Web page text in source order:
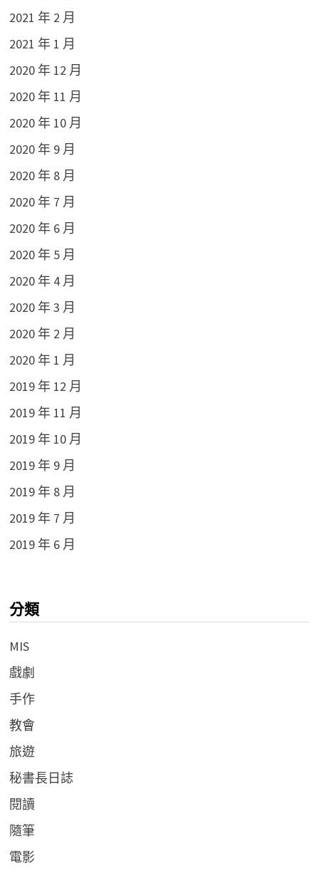
2021 年 2 月
2021 年 1 月
2020 年 12 月
2020 年 11 月
2020 年 10 月
2020 年 9 月
2020 年 8 月
2020 年 7 月
2020 年 6 月
2020 年 5 月
2020 年 4 月
2020 年 3 月
2020 年 2 月
2020 年 1 月
2019 年 12 月
2019 年 11 月
2019 年 10 月
2019 年 9 月
2019 年 8 月
2019 年 7 月
2019 年 6 月
分類
MIS
戲劇
手作
教會
旅遊
秘書長日誌
閱讀
隨筆
電影